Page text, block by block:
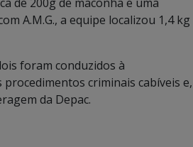
A.M.G., a equipe localizou 1,4 kg
foram conduzidos à
criminais cabíveis e,
da Depac.